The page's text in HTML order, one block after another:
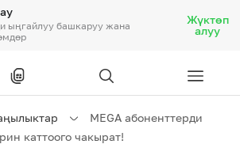
ыңгайлуу башкаруу жана
Жүктөп
алуу
MEGA абоненттерди
каттоого чакырат!